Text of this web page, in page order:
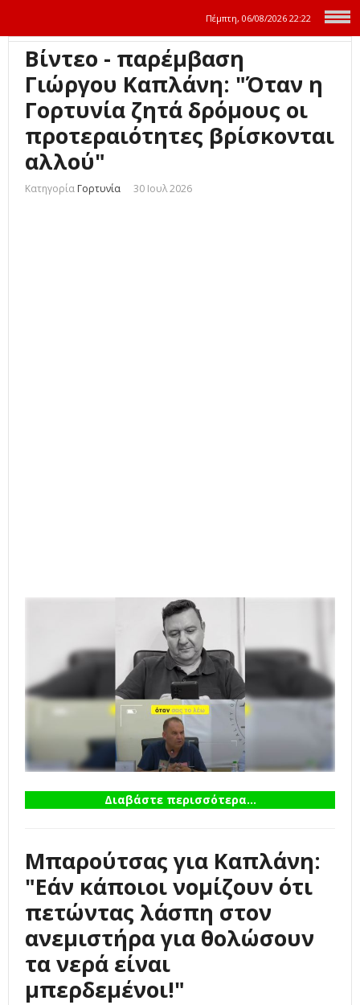
Πέμπτη, 06/08/2026 22:22
Βίντεο - παρέμβαση
Γιώργου Καπλάνη: "Όταν η
Γορτυνία ζητά δρόμους οι
προτεραιότητες βρίσκονται
αλλού"
Κατηγορία Γορτυνία 30 Ιουλ 2026
Διαβάστε περισσότερα...
Μπαρούτσας για Καπλάνη:
"Εάν κάποιοι νομίζουν ότι
πετώντας λάσπη στον
ανεμιστήρα για θολώσουν
τα νερά είναι
μπερδεμένοι!"